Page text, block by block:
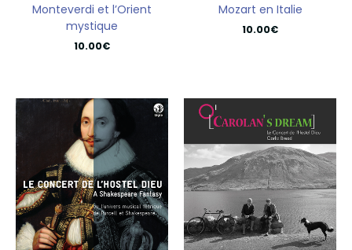
Monteverdi et l’Orient
mystique
10.00€
Mozart en Italie
10.00€